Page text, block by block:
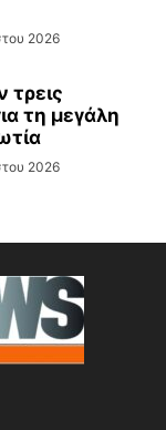
2026
τρεις
τη μεγάλη
2026